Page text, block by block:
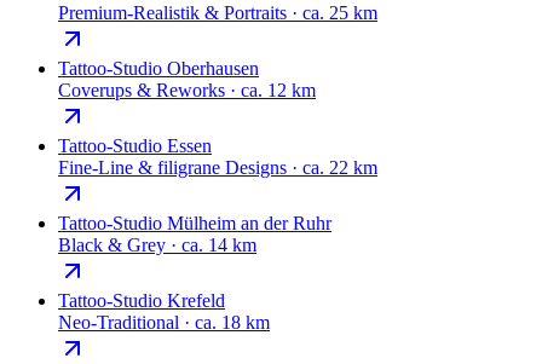
Premium-Realistik & Portraits · ca. 25 km
Tattoo-Studio Oberhausen
Coverups & Reworks · ca. 12 km
Tattoo-Studio Essen
Fine-Line & filigrane Designs · ca. 22 km
Tattoo-Studio Mülheim an der Ruhr
Black & Grey · ca. 14 km
Tattoo-Studio Krefeld
Neo-Traditional · ca. 18 km